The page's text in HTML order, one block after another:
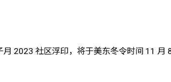
月 2023 社区浮印，将于美东冬令时间 11 月